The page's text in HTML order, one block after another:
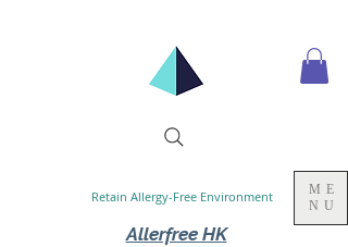
Allerfree HK
Retain Allergy-Free Environment
ME
NU